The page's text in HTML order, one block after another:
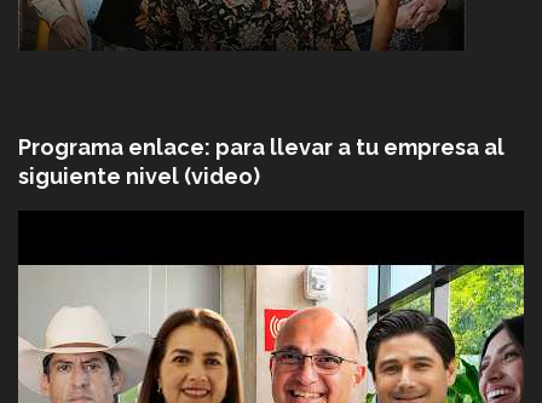
Programa enlace: para llevar a tu empresa al
siguiente nivel (video)